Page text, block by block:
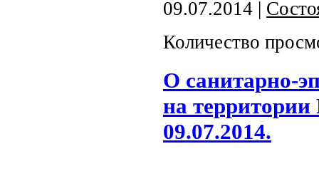
09.07.2014 |
Количество
О санитарно-
на
09.07.2014.